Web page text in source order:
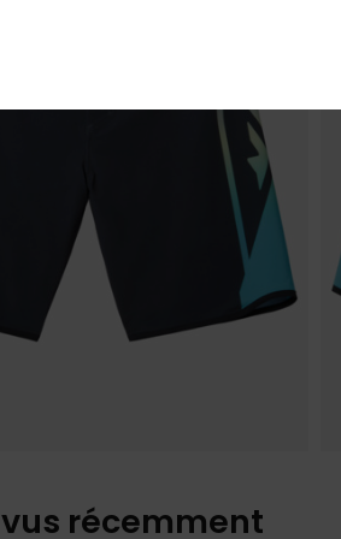
récemment